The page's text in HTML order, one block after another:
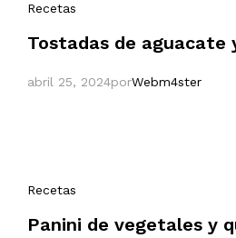
Recetas
Tostadas de aguacate
abril 25, 2024porWebm4ster
Recetas
Panini de vegetales y